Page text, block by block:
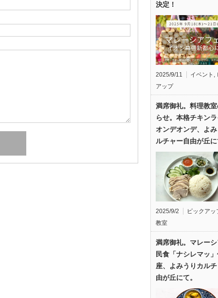
決定！
2025/9/11 イベント ,
アップ
満席御礼。料理教
らせ。本格チキン
オンデオンデ、よ
ルチャー自由が丘
2025/9/2
ピックアッ
教室
満席御礼。マレー
民食「ナシレマッ
座、よみうりカル
由が丘にて。